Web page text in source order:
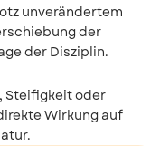
unverändertem
der
der Disziplin.
Steifigkeit oder
Wirkung auf